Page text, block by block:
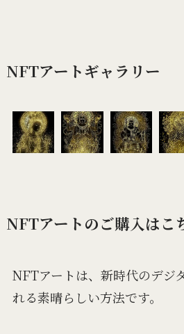
NFTアートギャラリー
NFTアートのご購入はこ
NFTアートは、新時代のデジ
れる素晴らしい方法です。